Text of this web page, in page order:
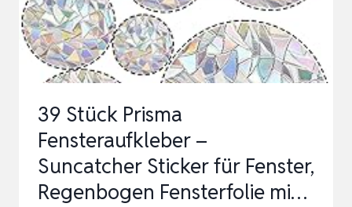
HALLOWEEN-
UND…
39 Stück Prisma
Fensteraufkleber –
Suncatcher Sticker für Fenster,
Regenbogen Fensterfolie mi…